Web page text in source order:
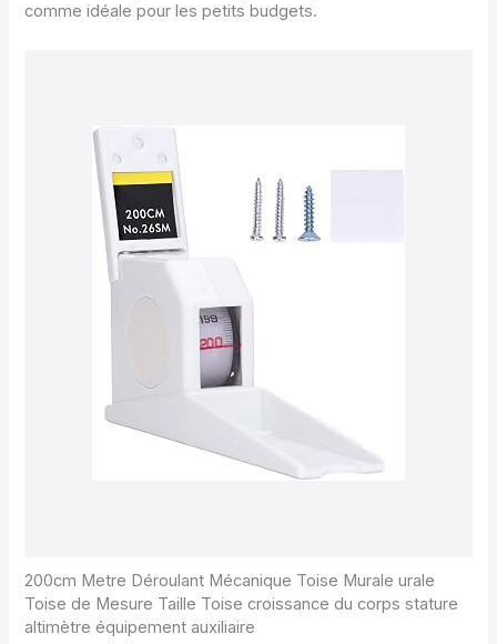
comme idéale pour les petits budgets.
200cm Metre Déroulant Mécanique Toise Murale urale
Toise de Mesure Taille Toise croissance du corps stature
altimètre équipement auxiliaire